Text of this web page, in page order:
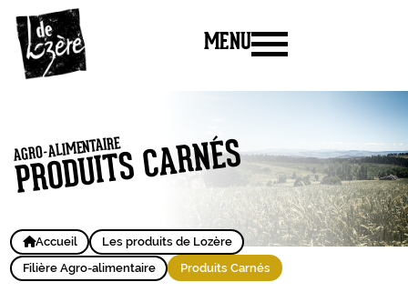
MENU
AGRO-ALIMENTAIRE
PRODUITS CARNÉS
Accueil
Les produits de Lozère
Filière Agro-alimentaire
Produits Carnés